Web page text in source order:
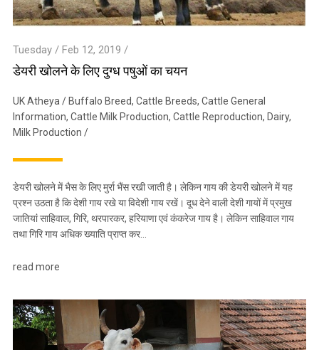
Tuesday / Feb 12, 2019 /
डेयरी खोलने के लिए दुग्ध पषुओं का चयन
UK Atheya / Buffalo Breed, Cattle Breeds, Cattle General
Information, Cattle Milk Production, Cattle Reproduction, Dairy,
Milk Production /
डेयरी खोलने में भैस के लिए मुर्रा भैंस रखी जाती है। लेकिन गाय की डेयरी खोलने में यह
प्रश्न उठता है कि देशी गाय रखे या विदेशी गाय रखें। दूध देने वाली देशी गायों में प्रमुख
जातियां साहिवाल, गिरि, थरपारकर, हरियाणा एवं कंकरेज गाय है। लेकिन साहिवाल गाय
तथा गिरि गाय अधिक ख्याति प्राप्त कर…
read more